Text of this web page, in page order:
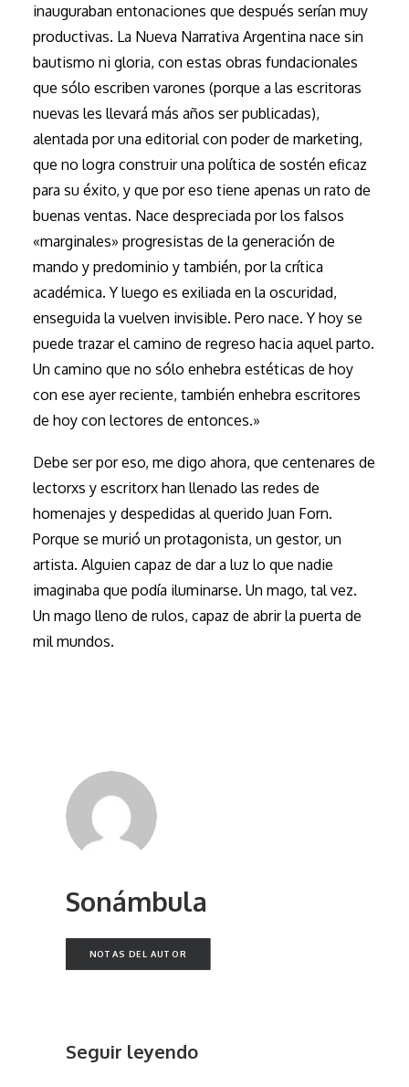
inauguraban entonaciones que después serían muy
productivas. La Nueva Narrativa Argentina nace sin
bautismo ni gloria, con estas obras fundacionales
que sólo escriben varones (porque a las escritoras
nuevas les llevará más años ser publicadas),
alentada por una editorial con poder de marketing,
que no logra construir una política de sostén eficaz
para su éxito, y que por eso tiene apenas un rato de
buenas ventas. Nace despreciada por los falsos
«marginales» progresistas de la generación de
mando y predominio y también, por la crítica
académica. Y luego es exiliada en la oscuridad,
enseguida la vuelven invisible. Pero nace. Y hoy se
puede trazar el camino de regreso hacia aquel parto.
Un camino que no sólo enhebra estéticas de hoy
con ese ayer reciente, también enhebra escritores
de hoy con lectores de entonces.»
Debe ser por eso, me digo ahora, que centenares de
lectorxs y escritorx han llenado las redes de
homenajes y despedidas al querido Juan Forn.
Porque se murió un protagonista, un gestor, un
artista. Alguien capaz de dar a luz lo que nadie
imaginaba que podía iluminarse. Un mago, tal vez.
Un mago lleno de rulos, capaz de abrir la puerta de
mil mundos.
Sonámbula
NOTAS DEL AUTOR
Seguir leyendo